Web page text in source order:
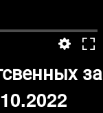
за